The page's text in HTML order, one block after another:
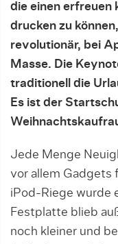
die einen erfreuen
drucken zu
revolutionär, bei
Masse. Die
traditionell die
Es ist der
Jede Menge
vor allem Gadgets
iPod-Riege wurde
Festplatte blieb
noch kleiner und